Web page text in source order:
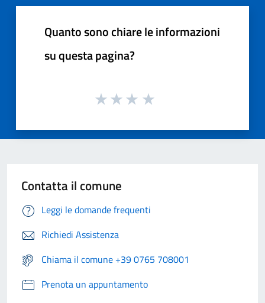
Quanto sono chiare le informazioni
su questa pagina?
Contatta il comune
Leggi le domande frequenti
Richiedi Assistenza
Chiama il comune +39 0765 708001
Prenota un appuntamento